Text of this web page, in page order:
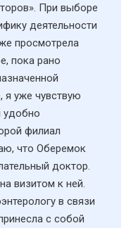
При выборе
деятельности
просмотрела
пока рано
я уже чувствую
филиал
что Оберемок
доктор.
визитом к ней.
в связи
с собой